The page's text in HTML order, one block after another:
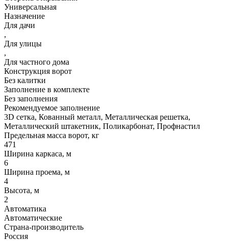
Универсальная
Назначение
Для дачи
,
Для улицы
,
Для частного дома
Конструкция ворот
Без калитки
Заполнение в комплекте
Без заполнения
Рекомендуемое заполнение
3D сетка, Кованный металл, Металлическая решетка,
Металлический штакетник, Поликарбонат, Профнастил
Предельная масса ворот, кг
471
Ширина каркаса, м
6
Ширина проема, м
4
Высота, м
2
Автоматика
Автоматические
Страна-производитель
Россия